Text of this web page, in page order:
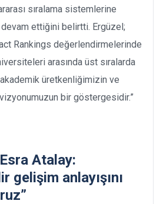
sıralama sistemlerine
devam ettiğini belirtti. Ergüzel;
Rankings değerlendirmelerinde
arasında üst sıralarda
akademik üretkenliğimizin ve
bir göstergesidir.”
Atalay:
gelişim anlayışını